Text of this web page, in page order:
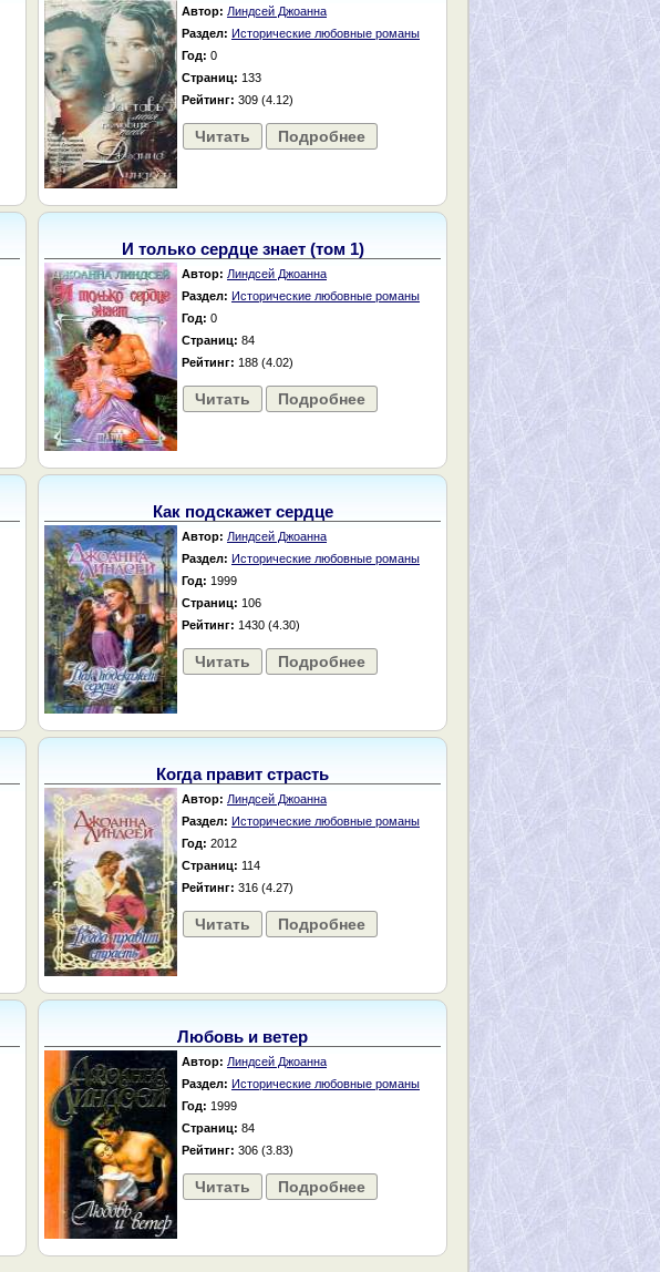
Автор: Линдсей Джоанна
Раздел: Исторические любовные романы
Год: 0
Страниц: 133
Рейтинг: 309 (4.12)
Читать Подробнее
И только сердце знает (том 1)
Автор: Линдсей Джоанна
Раздел: Исторические любовные романы
Год: 0
Страниц: 84
Рейтинг: 188 (4.02)
Читать Подробнее
Как подскажет сердце
Автор: Линдсей Джоанна
Раздел: Исторические любовные романы
Год: 1999
Страниц: 106
Рейтинг: 1430 (4.30)
Читать Подробнее
Когда правит страсть
Автор: Линдсей Джоанна
Раздел: Исторические любовные романы
Год: 2012
Страниц: 114
Рейтинг: 316 (4.27)
Читать Подробнее
Любовь и ветер
Автор: Линдсей Джоанна
Раздел: Исторические любовные романы
Год: 1999
Страниц: 84
Рейтинг: 306 (3.83)
Читать Подробнее